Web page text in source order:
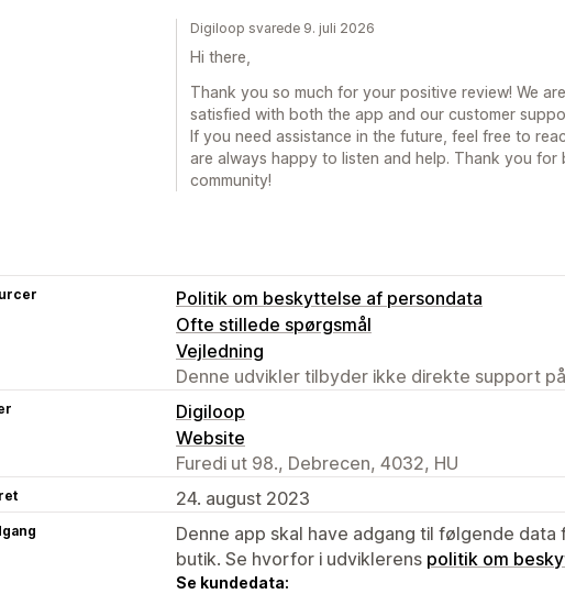
Digiloop svarede 9. juli 2026
Hi there,
Thank you so much for your positive review! We
satisfied with both the app and our customer
If you need assistance in the future, feel free to
are always happy to listen and help. Thank you for
community!
Politik om beskyttelse af persondata
Ofte stillede spørgsmål
Vejledning
Denne udvikler tilbyder ikke direkte support
Digiloop
Website
Furedi ut 98., Debrecen, 4032, HU
24. august 2023
Denne app skal have adgang til følgende data
butik. Se hvorfor i udviklerens politik om
Se kundedata: